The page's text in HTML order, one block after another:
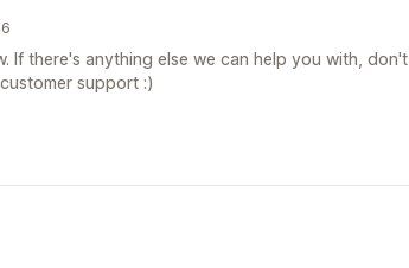
If there's anything else we can help you with, don't
support :)